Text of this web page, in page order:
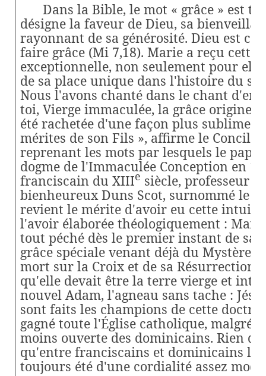
Dans la Bible, le mot « grâce » est
désigne la faveur de Dieu, sa
rayonnant de sa générosité. Dieu est
faire grâce (Mi 7,18). Marie a reçu cette
exceptionnelle, non seulement pour
de sa place unique dans l'histoire du
Nous l'avons chanté dans le chant
toi, Vierge immaculée, la grâce
été rachetée d'une façon plus sublime
mérites de son Fils », affirme le
reprenant les mots par lesquels le pape
dogme de l'Immaculée Conception en
franciscain du XIIIe siècle, professeur à
bienheureux Duns Scot, surnommé le
revient le mérite d'avoir eu cette
l'avoir élaborée théologiquement :
tout péché dès le premier instant de sa
grâce spéciale venant déjà du Mystère
mort sur la Croix et de sa Résurrection.
qu'elle devait être la terre vierge et
nouvel Adam, l'agneau sans tache :
sont faits les champions de cette
gagné toute l'Église catholique, malgré
moins ouverte des dominicains. Rien
qu'entre franciscains et dominicains
toujours été d'une cordialité assez